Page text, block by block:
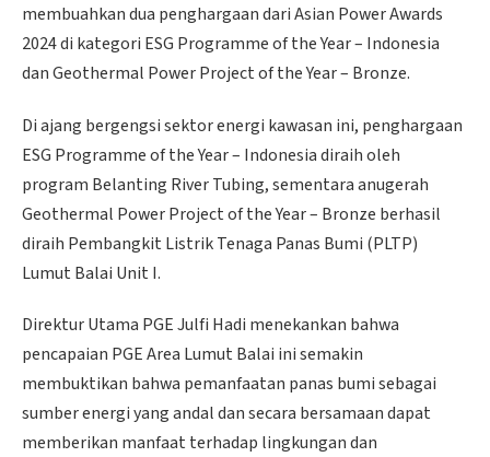
membuahkan dua penghargaan dari Asian Power Awards
2024 di kategori ESG Programme of the Year – Indonesia
dan Geothermal Power Project of the Year – Bronze.
Di ajang bergengsi sektor energi kawasan ini, penghargaan
ESG Programme of the Year – Indonesia diraih oleh
program Belanting River Tubing, sementara anugerah
Geothermal Power Project of the Year – Bronze berhasil
diraih Pembangkit Listrik Tenaga Panas Bumi (PLTP)
Lumut Balai Unit I.
Direktur Utama PGE Julfi Hadi menekankan bahwa
pencapaian PGE Area Lumut Balai ini semakin
membuktikan bahwa pemanfaatan panas bumi sebagai
sumber energi yang andal dan secara bersamaan dapat
memberikan manfaat terhadap lingkungan dan